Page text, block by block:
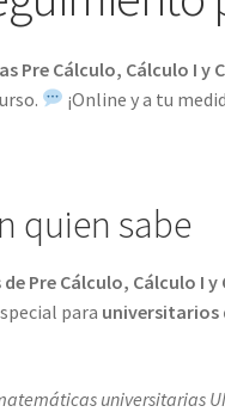
Pre Cálculo, Cálculo I y
¡Online y a tu
quien sabe
Pre Cálculo, Cálculo I y
para universitarios
universitarias